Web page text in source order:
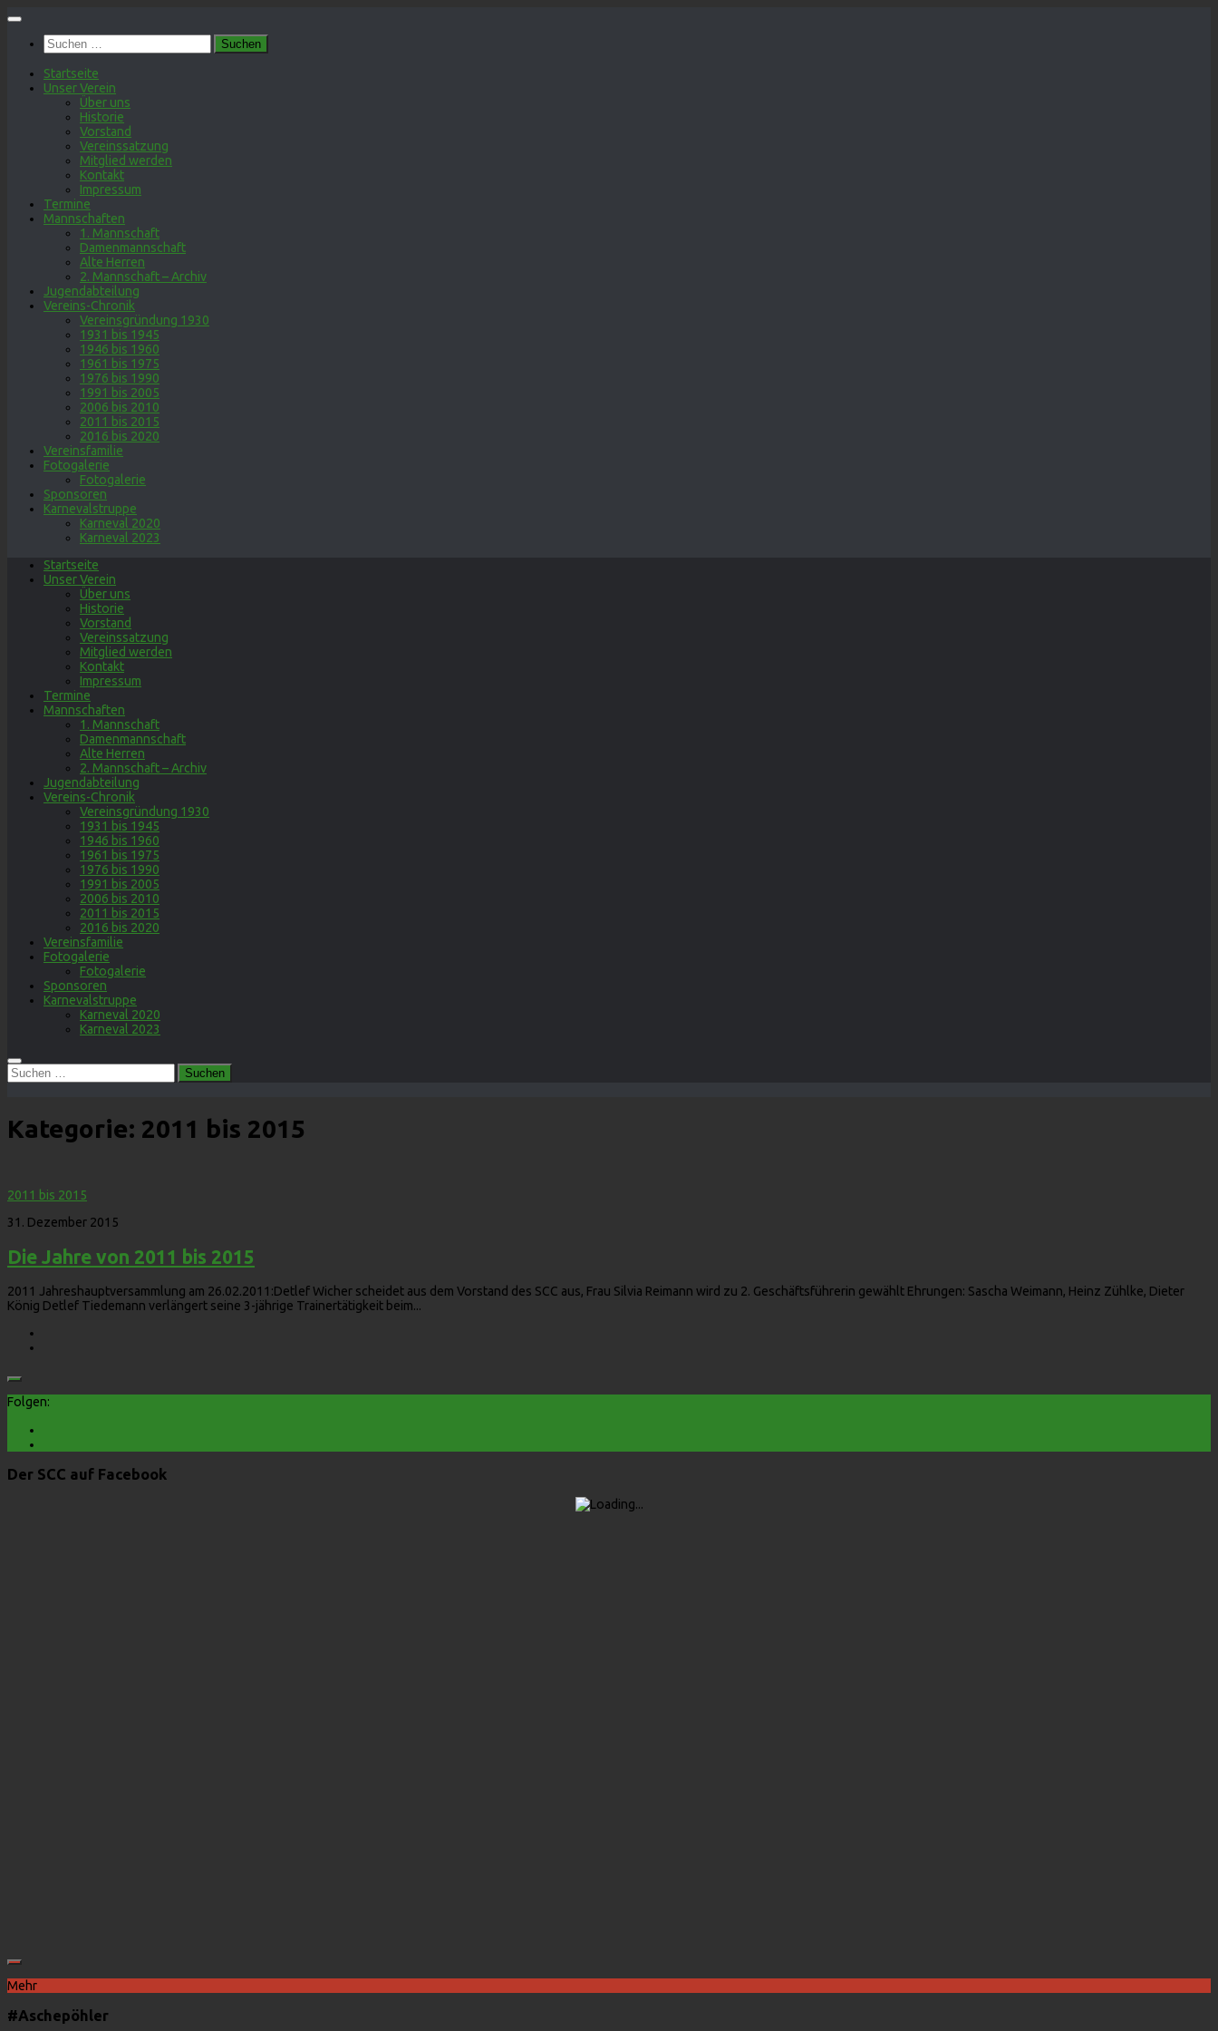
Zum
springenSuchen
nach:
Startseite
Unser Verein
Über uns
Historie
Vorstand
Vereinssatzung
Mitglied werden
Kontakt
Impressum
Termine
Mannschaften
1. Mannschaft
Damenmannschaft
Alte Herren
2. Mannschaft – Archiv
Jugendabteilung
Vereins-Chronik
Vereinsgründung 1930
1931 bis 1945
1946 bis 1960
1961 bis 1975
1976 bis 1990
1991 bis 2005
2006 bis 2010
2011 bis 2015
2016 bis 2020
Vereinsfamilie
Fotogalerie
Fotogalerie
Sponsoren
Karnevalstruppe
Karneval 2020
Karneval 2023
Startseite
Unser Verein
Über uns
Historie
Vorstand
Vereinssatzung
Mitglied werden
Kontakt
Impressum
Termine
Mannschaften
1. Mannschaft
Damenmannschaft
Alte Herren
2. Mannschaft – Archiv
Jugendabteilung
Vereins-Chronik
Vereinsgründung 1930
1931 bis 1945
1946 bis 1960
1961 bis 1975
1976 bis 1990
1991 bis 2005
2006 bis 2010
2011 bis 2015
2016 bis 2020
Vereinsfamilie
Fotogalerie
Fotogalerie
Sponsoren
Karnevalstruppe
Karneval 2020
Karneval 2023
Suchen
nach:
Kategorie: 2011 bis 2015
2011 bis 2015
31. Dezember 2015
Die Jahre von 2011 bis 2015
2011 Jahreshauptversammlung am 26.02.2011:Detlef Wicher scheidet aus dem Vorstand des SCC aus, Frau Silvia Reimann wird zu 2. Geschäftsführerin gewählt Ehrungen: Sascha Weimann, Heinz Zühlke, Dieter
König Detlef Tiedemann verlängert seine 3-jährige Trainertätigkeit beim...
Folgen:
Der SCC auf Facebook
Mehr
#Aschepöhler